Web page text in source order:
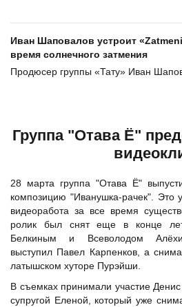
Иван Шаповалов устроит
время солнечного затмения
Продюсер группы «Тату» Иван
Группа "Отава Ё"
28 марта группа "Отава Ё"
композицию "Иванушка-рачек". Это
видеоработа за все время
ролик был снят еще в конце
Белкиным и Всеволодом
выступил Павел Карпенков, а
латышском хуторе Пурэйши.
В съемках принимали участие
супругой Еленой, который уже